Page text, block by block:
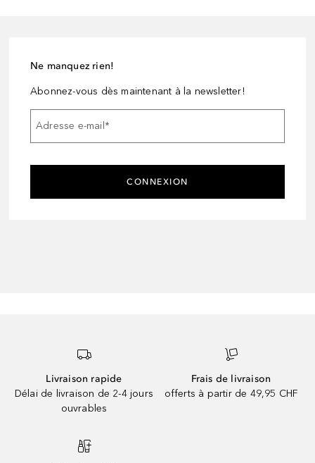
Ne manquez rien!
Abonnez-vous dès maintenant à la newsletter!
Adresse e-mail*
CONNEXION
Livraison rapide
Délai de livraison de 2-4 jours
ouvrables
Frais de livraison
offerts à partir de 49,95 CHF